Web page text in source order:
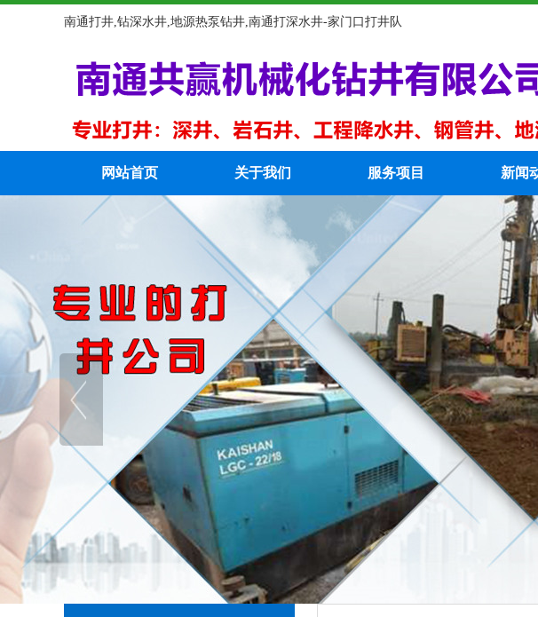
南通打井,钻深水井,地源热泵钻井,南通打深水井-家门口打井队
网站首页 关于我们 服务项目 新闻